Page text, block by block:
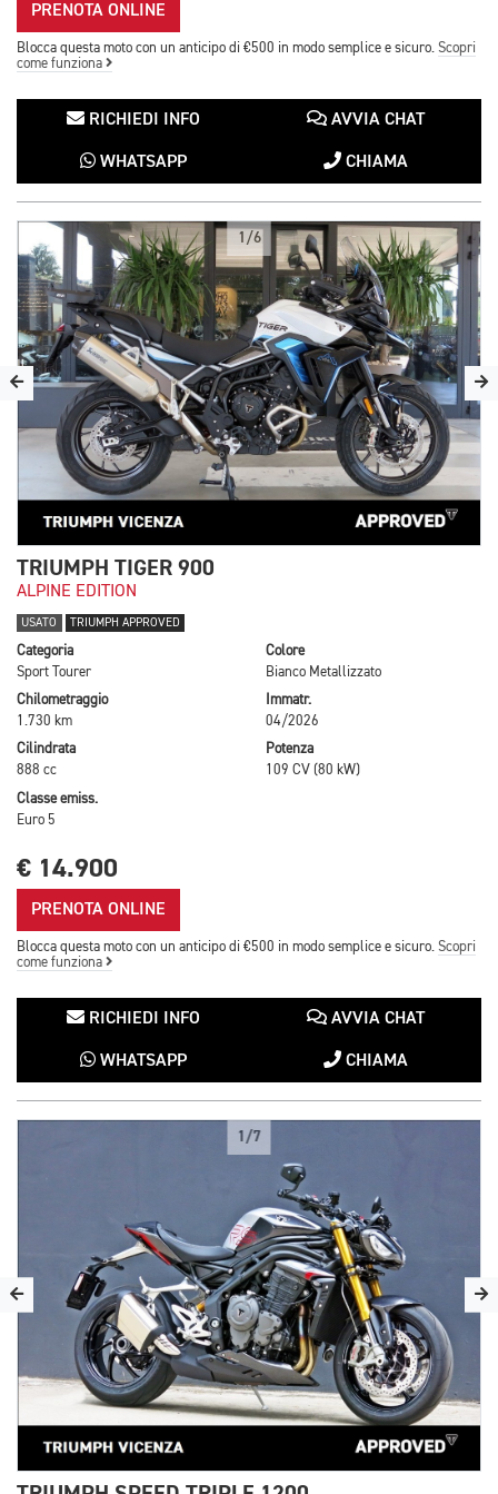
PRENOTA ONLINE
Blocca questa moto con un anticipo di €500 in modo semplice e sicuro. Scopri
come funziona
RICHIEDI INFO AVVIA CHAT
WHATSAPP CHIAMA
1/6
TRIUMPH TIGER 900
ALPINE EDITION
USATO TRIUMPH APPROVED
Categoria
Sport Tourer
Colore
Bianco Metallizzato
Chilometraggio
1.730 km
Immatr.
04/2026
Cilindrata
888 cc
Potenza
109 CV (80 kW)
Classe emiss.
Euro 5
€ 14.900
PRENOTA ONLINE
Blocca questa moto con un anticipo di €500 in modo semplice e sicuro. Scopri
come funziona
RICHIEDI INFO AVVIA CHAT
WHATSAPP CHIAMA
1/7